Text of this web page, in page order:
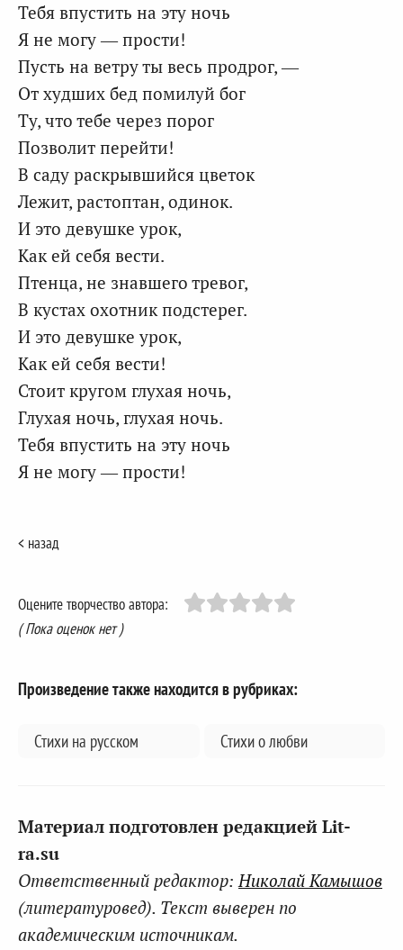
Тебя впустить на эту ночь
Я не могу — прости!
Пусть на ветру ты весь продрог, —
От худших бед помилуй бог
Ту, что тебе через порог
Позволит перейти!
В саду раскрывшийся цветок
Лежит, растоптан, одинок.
И это девушке урок,
Как ей себя вести.
Птенца, не знавшего тревог,
В кустах охотник подстерег.
И это девушке урок,
Как ей себя вести!
Стоит кругом глухая ночь,
Глухая ночь, глухая ночь.
Тебя впустить на эту ночь
Я не могу — прости!
< назад
Оцените творчество автора:
( Пока оценок нет )
Произведение также находится в рубриках:
Стихи на русском Стихи о любви
Материал подготовлен редакцией Lit-
ra.su
Ответственный редактор:Николай Камышов
(литературовед). Текст выверен по
академическим источникам.